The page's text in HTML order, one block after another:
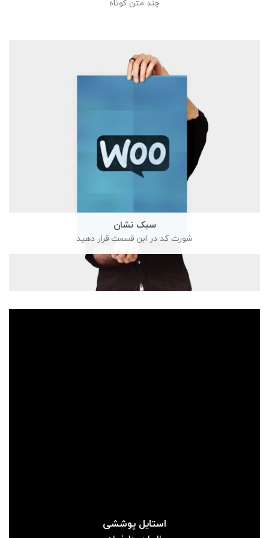
چند متن کوتاه
سبک نشان
شورت کد در ابن قسمت قرار دهید
استایل پوششی